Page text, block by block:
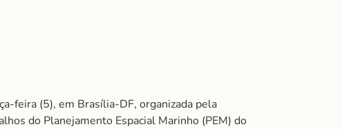
feira (5), em Brasília-DF, organizada pela
do Planejamento Espacial Marinho (PEM) do